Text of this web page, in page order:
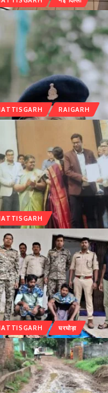
RAIGARH
घरघोड़ा